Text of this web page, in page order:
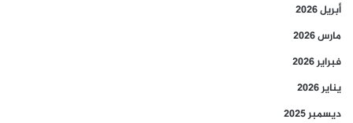
أبريل 2026
مارس 2026
فبراير 2026
يناير 2026
ديسمبر 2025